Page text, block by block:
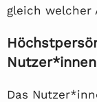
gleich welcher
Das